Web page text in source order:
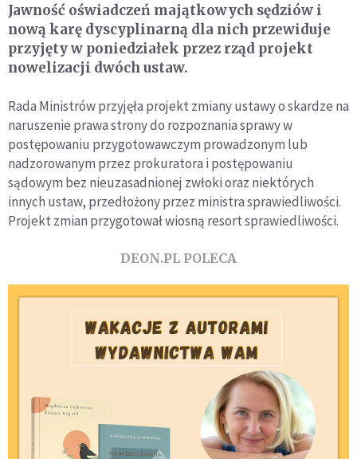
Jawność oświadczeń majątkowych sędziów i
nową karę dyscyplinarną dla nich przewiduje
przyjęty w poniedziałek przez rząd projekt
nowelizacji dwóch ustaw.
Rada Ministrów przyjęła projekt zmiany ustawy o skardze na
naruszenie prawa strony do rozpoznania sprawy w
postępowaniu przygotowawczym prowadzonym lub
nadzorowanym przez prokuratora i postępowaniu
sądowym bez nieuzasadnionej zwłoki oraz niektórych
innych ustaw, przedłożony przez ministra sprawiedliwości.
Projekt zmian przygotował wiosną resort sprawiedliwości.
DEON.PL POLECA